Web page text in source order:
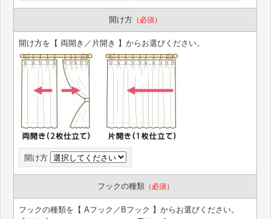
開け方 （必須）
開け方を【 両開き／片開き 】からお選びください。
開け方
フックの種類 （必須）
フックの種類を【 Aフック／Bフック 】からお選びください。